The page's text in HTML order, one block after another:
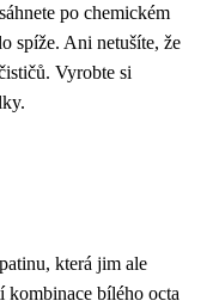
po chemickém
spíže. Ani netušíte, že
Vyrobte si
která jim ale
kombinace bílého octa